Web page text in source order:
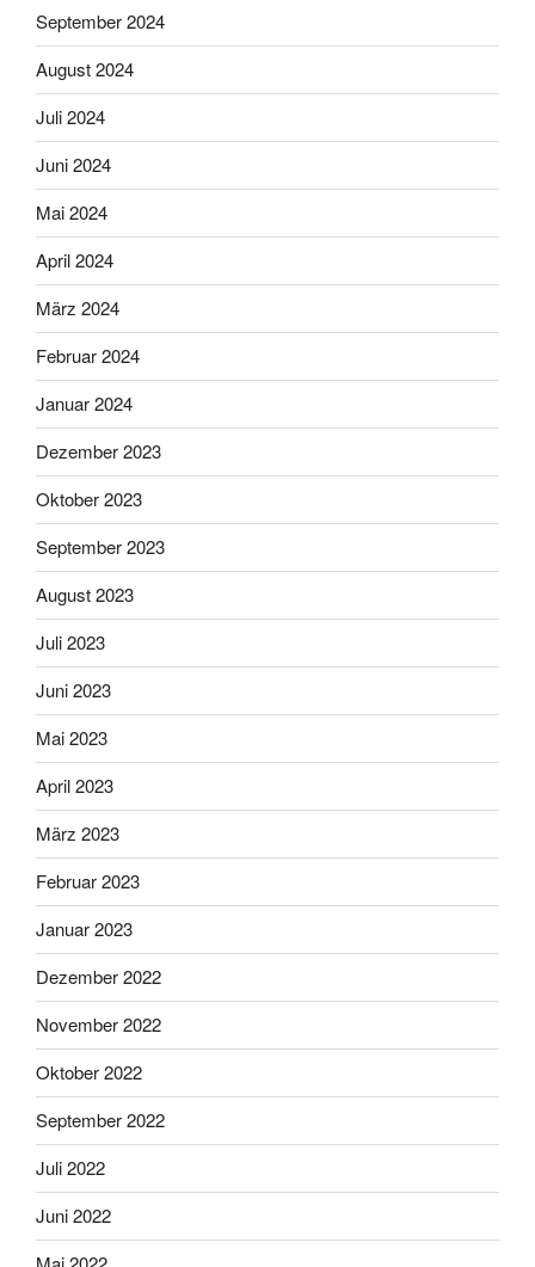
September 2024
August 2024
Juli 2024
Juni 2024
Mai 2024
April 2024
März 2024
Februar 2024
Januar 2024
Dezember 2023
Oktober 2023
September 2023
August 2023
Juli 2023
Juni 2023
Mai 2023
April 2023
März 2023
Februar 2023
Januar 2023
Dezember 2022
November 2022
Oktober 2022
September 2022
Juli 2022
Juni 2022